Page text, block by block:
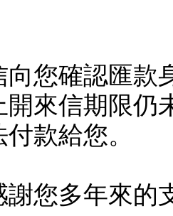
向您確認匯款
開來信期限仍
款給您。
謝您多年來的